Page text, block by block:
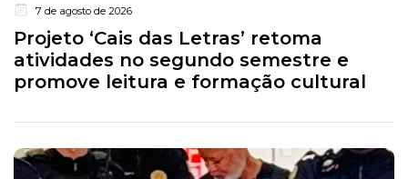
7 de agosto de 2026
Projeto ‘Cais das Letras’ retoma
atividades no segundo semestre e
promove leitura e formação cultural